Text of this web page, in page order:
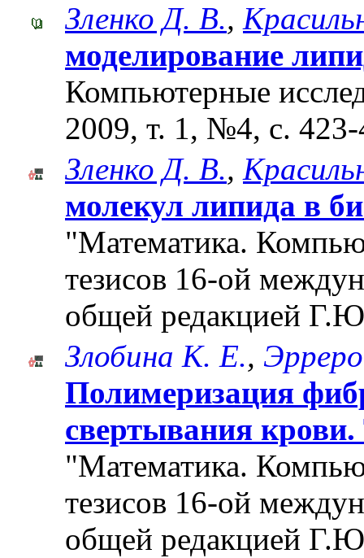
Зленко Д. В.,
моделирование
Компьютерные
2009, т. 1, №4, с.
Зленко Д. В.,
молекул липида в
"Математика.
тезисов 16-ой
общей редакцией
Злобина К. Е.,
Полимеризация
свертывания крови.
"Математика.
тезисов 16-ой
общей редакцией